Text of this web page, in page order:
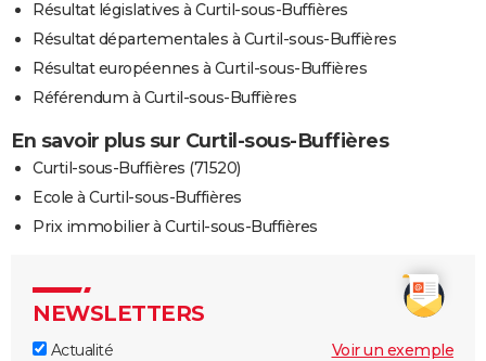
Résultat législatives à Curtil-sous-Buffières
Résultat départementales à Curtil-sous-Buffières
Résultat européennes à Curtil-sous-Buffières
Référendum à Curtil-sous-Buffières
En savoir plus sur Curtil-sous-Buffières
Curtil-sous-Buffières (71520)
Ecole à Curtil-sous-Buffières
Prix immobilier à Curtil-sous-Buffières
NEWSLETTERS
Actualité
Voir un exemple